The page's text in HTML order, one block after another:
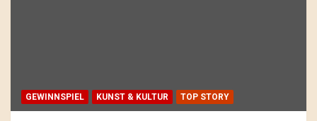
GEWINNSPIEL KUNST & KULTUR TOP STORY